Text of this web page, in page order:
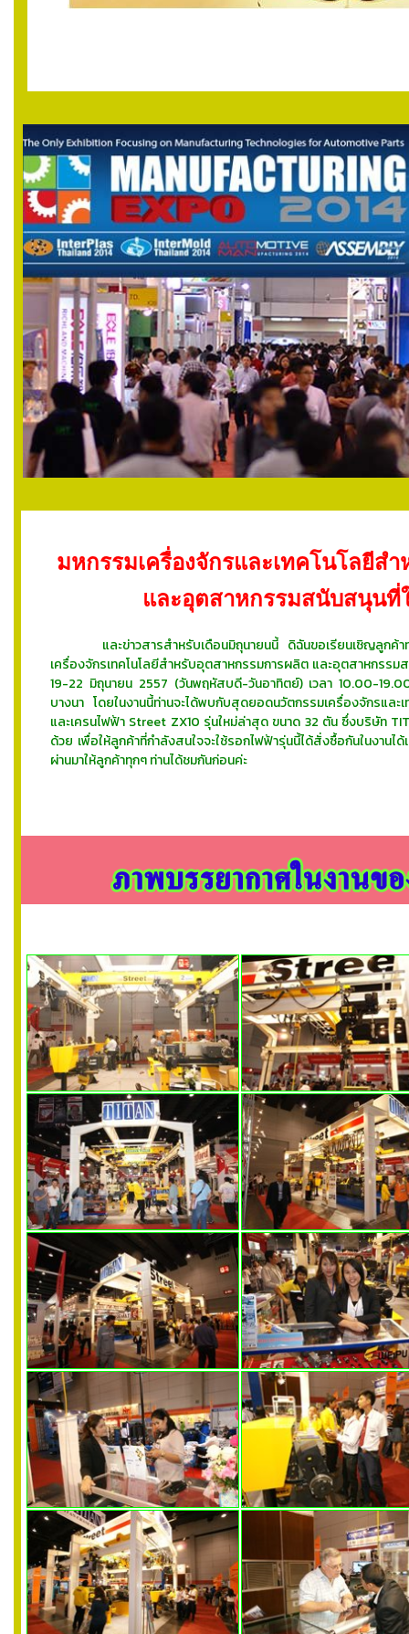
มหกรรมเครื่องจักรและเทคโนโลยีส
และอุตสาหกรรมสนับสนุน
และข่าวสารสำหรับเดือนมิถุนายนนี้ ดิฉันขอเรียนเชิญลูก
เครื่องจักรเทคโนโลยีสำหรับอุตสาหกรรมการผลิต และอุตสาหกรร
19-22 มิถุนายน 2557 (วันพฤหัสบดี-วันอาทิตย์) เวลา 10.00-
บางนา โดยในงานนี้ท่านจะได้พบกับสุดยอดนวัตกรรมเครื่องจักรแล
และเครนไฟฟ้า Street ZX10 รุ่นใหม่ล่าสุด ขนาด 32 ตัน ซึ่งบริษัท
ด้วย เพื่อให้ลูกค้าที่กำลังสนใจจะใช้รอกไฟฟ้ารุ่นนี้ได้สั่งซื้อกันในงาน
ผ่านมาให้ลูกค้าทุกๆ ท่านได้ชมกันก่อนค่ะ